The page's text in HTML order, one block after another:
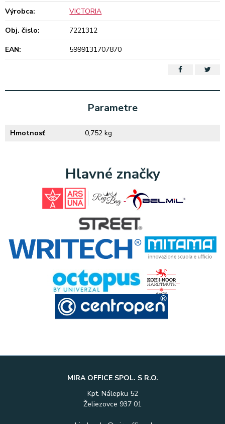
Výrobca:
VICTORIA
Obj. čislo:
7221312
EAN:
5999131707870
Parametre
Hmotnosť 0,752 kg
Hlavné značky
MIRA OFFICE SPOL. S R.O.
Kpt. Nálepku 52
Želiezovce 937 01